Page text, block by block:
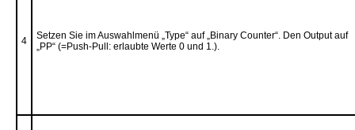
4
Setzen Sie im Auswahlmenü „Type“ auf „Binary Counter“. Den Output auf
„PP“ (=Push-Pull: erlaubte Werte 0 und 1.).